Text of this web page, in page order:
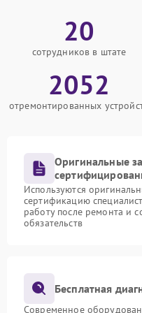
20
сотрудников в штате
2052
отремонтированных
Оригинальные
Используются
сертификацию
работу после ремонта и
обязательств
Бесплатная
Современное